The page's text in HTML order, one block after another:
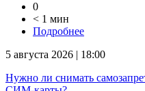
0
< 1 мин
Подробнее
5 августа 2026 | 18:00
Нужно ли снимать